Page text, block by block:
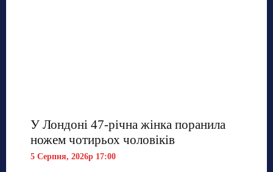
У Лондоні 47-річна жінка поранила
ножем чотирьох чоловіків
5 Серпня, 2026р 17:00